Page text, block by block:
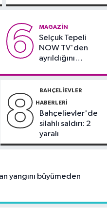
önlemini alın
kaza: Sürücü
6 MAGAZIN
Selçuk Tepeli
NOW TV'den
ayrıldığını
8 BAHÇELIEVLER
HABERLERI
Bahçelievler'de
silahlı saldırı: 2
yaralı
yangını büyümeden